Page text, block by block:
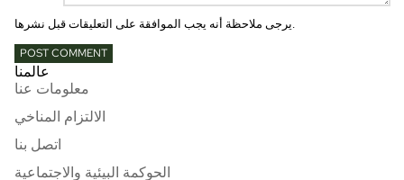
POST COMMENT
عالمنا
معلومات عنا
الالتزام المناخي
اتصل بنا
الحوكمة البيئية والاجتماعية